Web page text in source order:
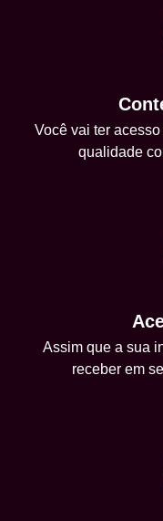
Você vai ter
qualidade
Assim que a sua
receber em